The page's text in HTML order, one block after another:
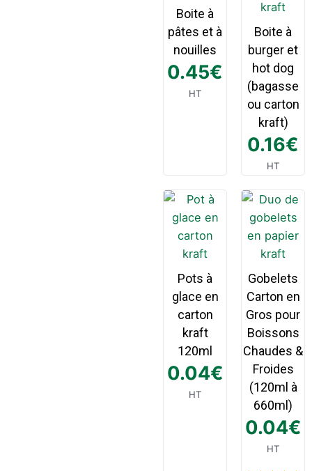
Boite à
pâtes et à
nouilles
0.45€
HT
Boite à
burger et
hot dog
(bagasse
ou carton
kraft)
0.16€
HT
Pots à
glace en
carton
kraft
120ml
0.04€
HT
Gobelets
Carton en
Gros pour
Boissons
Chaudes &
Froides
(120ml à
660ml)
0.04€
HT